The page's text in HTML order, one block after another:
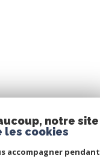
notre site
les cookies
accompagner pendant